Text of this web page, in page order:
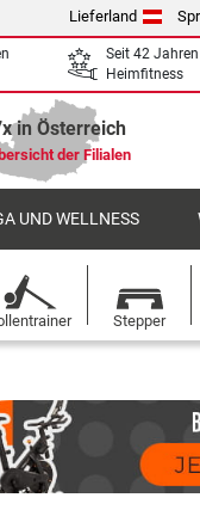
Lieferland
Seit 42
Heimfitness
in Österreich
der Filialen
UND WELLNESS
Stepper